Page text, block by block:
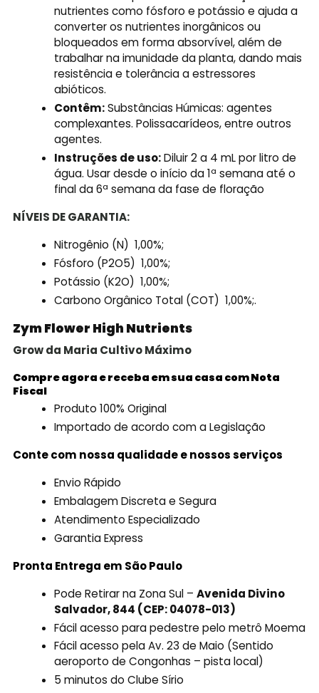
nutrientes como fósforo e potássio e ajuda a
converter os nutrientes inorgânicos ou
bloqueados em forma absorvível, além de
trabalhar na imunidade da planta, dando mais
resistência e tolerância a estressores
abióticos.
Contêm:Substâncias Húmicas: agentes
complexantes. Polissacarídeos, entre outros
agentes.
Instruções de uso:Diluir 2 a 4 mL por litro de
água. Usar desde o início da 1ª semana até o
final da 6ª semana da fase de floração
NÍVEIS DE GARANTIA:
Nitrogênio (N) 1,00%;
Fósforo (P2O5) 1,00%;
Potássio (K2O) 1,00%;
Carbono Orgânico Total (COT) 1,00%;.
Zym Flower High Nutrients
Grow da Maria CultivoMáximo
Compre agora e receba em sua casa com Nota
Fiscal
Produto 100% Original
Importado de acordo com a Legislação
Conte com nossa qualidade e nossos serviços
Envio Rápido
Embalagem Discreta e Segura
Atendimento Especializado
Garantia Express
Pronta Entrega em São Paulo
Pode Retirar na Zona Sul –Avenida Divino
Salvador, 844 (CEP: 04078-013)
Fácil acesso para pedestre pelo metrô Moema
Fácil acesso pela Av. 23 de Maio (Sentido
aeroporto de Congonhas – pista local)
5 minutos do Clube Sírio